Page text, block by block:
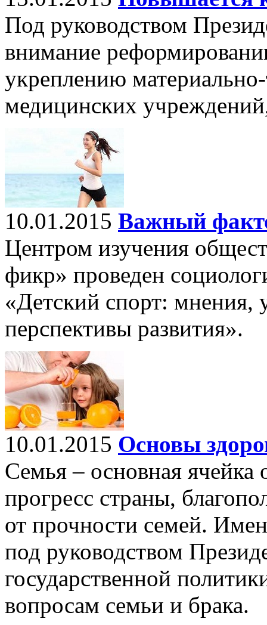
Под руководством
внимание
укреплению
медицинских
10.01.2015 Важный
Центром изучения
фикр» проведен
«Детский спорт: мнения,
перспективы развития».
10.01.2015 Основы
Семья – основная ячейка
прогресс страны,
от прочности семей.
под руководством
государственной
вопросам семьи и брака.